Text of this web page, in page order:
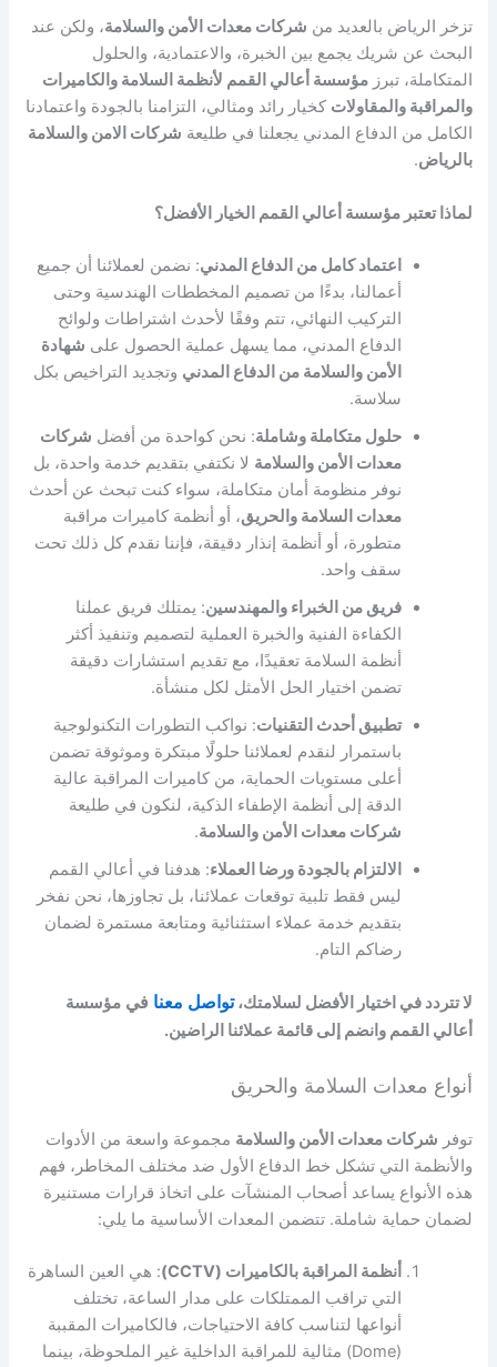
تزخر الرياض بالعديد من شركات معدات الأمن والسلامة، ولكن عند
البحث عن شريك يجمع بين الخبرة، والاعتمادية، والحلول
المتكاملة، تبرزمؤسسة أعالي القمم لأنظمة السلامة والكاميرات
والمراقبة والمقاولات كخيار رائد ومثالي، التزامنا بالجودة واعتمادنا
الكامل من الدفاع المدني يجعلنا في طليعة شركات الامن والسلامة
بالرياض.
لماذا تعتبر مؤسسة أعالي القمم الخيار الأفضل؟
اعتماد كامل من الدفاع المدني: نضمن لعملائنا أن جميع
أعمالنا، بدءًا من تصميم المخططات الهندسية وحتى
التركيب النهائي، تتم وفقًا لأحدث اشتراطات ولوائح
الدفاع المدني، مما يسهل عملية الحصول على شهادة
الأمن والسلامة من الدفاع المدني وتجديد التراخيص بكل
سلاسة.
حلول متكاملة وشاملة: نحن كواحدة من أفضل شركات
معدات الأمن والسلامة لا نكتفي بتقديم خدمة واحدة، بل
نوفر منظومة أمان متكاملة، سواء كنت تبحث عن أحدث
معدات السلامة والحريق، أو أنظمة كاميرات مراقبة
متطورة، أو أنظمة إنذار دقيقة، فإننا نقدم كل ذلك تحت
سقف واحد.
فريق من الخبراء والمهندسين: يمتلك فريق عملنا
الكفاءة الفنية والخبرة العملية لتصميم وتنفيذ أكثر
أنظمة السلامة تعقيدًا، مع تقديم استشارات دقيقة
تضمن اختيار الحل الأمثل لكل منشأة.
تطبيق أحدث التقنيات: نواكب التطورات التكنولوجية
باستمرار لنقدم لعملائنا حلولًا مبتكرة وموثوقة تضمن
أعلى مستويات الحماية، من كاميرات المراقبة عالية
الدقة إلى أنظمة الإطفاء الذكية، لنكون في طليعة
شركات معدات الأمن والسلامة.
الالتزام بالجودة ورضا العملاء: هدفنا في أعالي القمم
ليس فقط تلبية توقعات عملائنا، بل تجاوزها، نحن نفخر
بتقديم خدمة عملاء استثنائية ومتابعة مستمرة لضمان
رضاكم التام.
لا تتردد في اختيار الأفضل لسلامتك،تواصل معنا فيمؤسسة
أعالي القمم وانضم إلى قائمة عملائنا الراضين.
أنواع معدات السلامة والحريق
توفر شركات معدات الأمن والسلامة مجموعة واسعة من الأدوات
والأنظمة التي تشكل خط الدفاع الأول ضد مختلف المخاطر، فهم
هذه الأنواع يساعد أصحاب المنشآت على اتخاذ قرارات مستنيرة
لضمان حماية شاملة. تتضمن المعدات الأساسية ما يلي:
أنظمة المراقبة بالكاميرات (CCTV)
: هي العين الساهرة
التي تراقب الممتلكات على مدار الساعة، تختلف
أنواعها لتناسب كافة الاحتياجات، فالكاميرات المقببة
(Dome) مثالية للمراقبة الداخلية غير الملحوظة، بينما